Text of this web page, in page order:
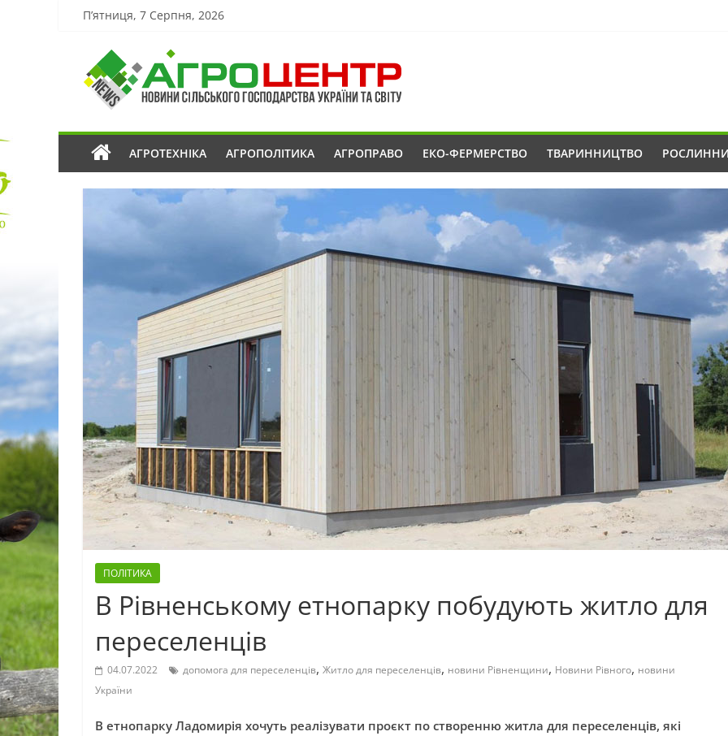
П’ятниця, 7 Серпня, 2026
АГРОТЕХНІКА АГРОПОЛІТИКА АГРОПРАВО ЕКО-ФЕРМЕРСТВО ТВАРИННИЦТВО
ПОЛІТИКА
В Рівненському етнопарку побудують житло для
переселенців
04.07.2022 допомога для переселенців, Житло для переселенців, новини Рівненщини, Новини Рівного, новини
України
В етнопарку Ладомирія хочуть реалізувати проєкт по створенню житла для переселенців, які